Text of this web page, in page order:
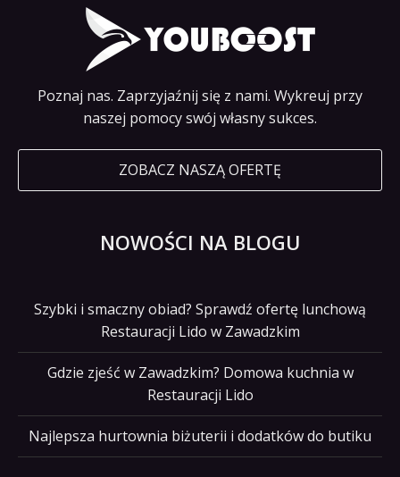
Poznaj nas. Zaprzyjaźnij się z nami. Wykreuj przy
naszej pomocy swój własny sukces.
ZOBACZ NASZĄ OFERTĘ
NOWOŚCI NA BLOGU
Szybki i smaczny obiad? Sprawdź ofertę lunchową
Restauracji Lido w Zawadzkim
Gdzie zjeść w Zawadzkim? Domowa kuchnia w
Restauracji Lido
Najlepsza hurtownia biżuterii i dodatków do butiku